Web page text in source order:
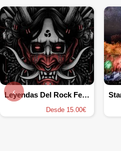
Leyendas Del Rock Festival 2026
Desde 15.00€
‹